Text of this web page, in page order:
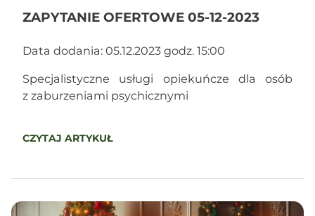
ZAPYTANIE OFERTOWE 05-12-2023
Data dodania: 05.12.2023 godz. 15:00
Specjalistyczne usługi opiekuńcze dla osób
z zaburzeniami psychicznymi
CZYTAJ ARTYKUŁ